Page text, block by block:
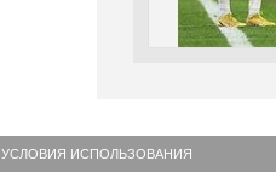
УСЛОВИЯ ИСПОЛЬЗОВАНИЯ